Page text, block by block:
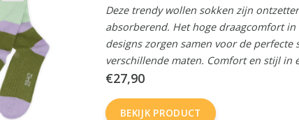
Deze trendy wollen sokken zijn
absorberend. Het hoge draagcomfort
designs zorgen samen voor de perfecte
verschillende maten. Comfort en stijl in
€27,90
BEKIJK PRODUCT